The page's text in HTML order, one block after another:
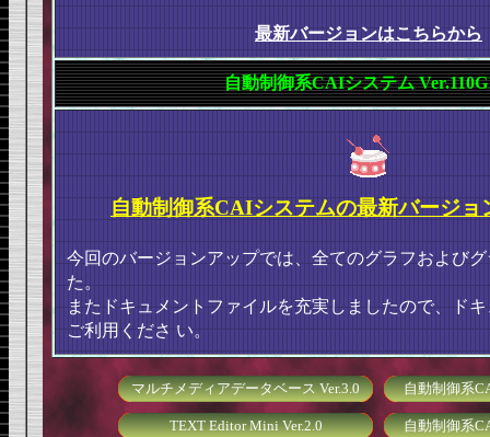
最新バージョンはこちらから
自動制御系CAIシステム
自動制御系CAIシステムの最新バージョ
今回のバージョンアップでは、全てのグラフおよび
た。
またドキュメントファイルを充実しましたので、ド
ご利用くださ い。
マルチメディアデータベース Ver.3.0 自動制御系
TEXT Editor Mini Ver.2.0 自動制御系